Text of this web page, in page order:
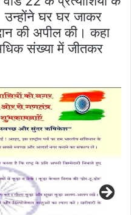
उन्होंने घर घर जाकर
की अपील की। कहा
संख्या में जीतकर